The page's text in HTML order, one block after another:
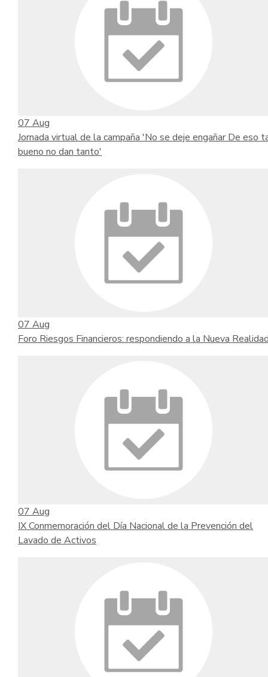
07 Aug
Jornada virtual de la campaña 'No se deje engañar De eso
bueno no dan tanto'
07 Aug
Foro Riesgos Financieros: respondiendo a la Nueva
07 Aug
IX Conmemoración del Día Nacional de la Prevención del
Lavado de Activos